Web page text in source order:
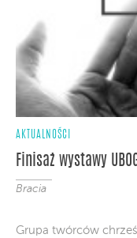
AKTUALNOŚCI
Finisaż wystawy
Bracia
Grupa twórców